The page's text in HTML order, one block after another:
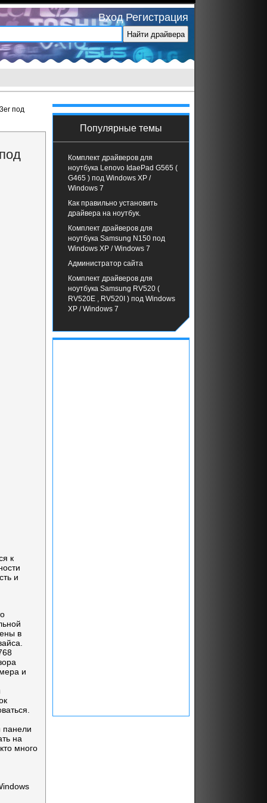
Вход Регистрация
под
к
и
в
и
панели
на
много
Популярные темы
Комплект драйверов для
ноутбука Lenovo IdaePad G565 (
G465 ) под Windows XP /
Windows 7
Как правильно установить
драйвера на ноутбук.
Комплект драйверов для
ноутбука Samsung N150 под
Windows XP / Windows 7
Администратор сайта
Комплект драйверов для
ноутбука Samsung RV520 (
RV520E , RV520I ) под Windows
XP / Windows 7